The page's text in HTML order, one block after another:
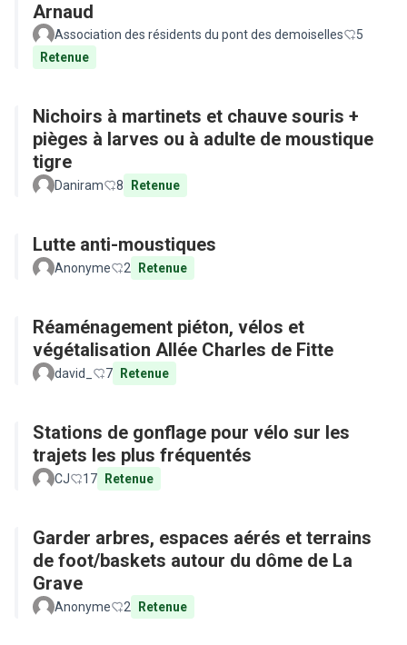
Arnaud
Association des résidents du pont des demoiselles
5
Retenue
Nichoirs à martinets et chauve souris +
pièges à larves ou à adulte de moustique
tigre
Daniram 8 Retenue
Lutte anti-moustiques
Anonyme 2 Retenue
Réaménagement piéton, vélos et
végétalisation Allée Charles de Fitte
david_ 7 Retenue
Stations de gonflage pour vélo sur les
trajets les plus fréquentés
CJ 17 Retenue
Garder arbres, espaces aérés et terrains
de foot/baskets autour du dôme de La
Grave
Anonyme 2 Retenue